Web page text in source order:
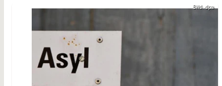
Bild: dpa